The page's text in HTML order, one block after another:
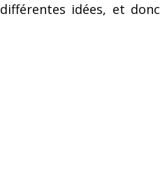
différentes idées, et donc